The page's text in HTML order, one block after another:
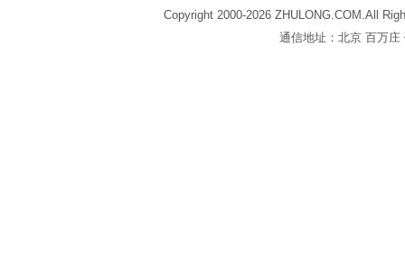
Copyright 2000-2026 ZHULONG.COM.All
通信地址：北京 百万